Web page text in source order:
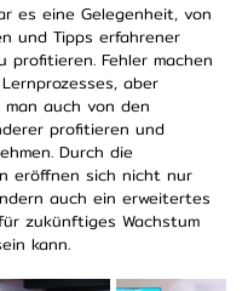
es eine Gelegenheit, von
und Tipps erfahrener
profitieren. Fehler machen
aber
man auch von den
profitieren und
Durch die
eröffnen sich nicht nur
auch ein erweitertes
zukünftiges Wachstum
kann.